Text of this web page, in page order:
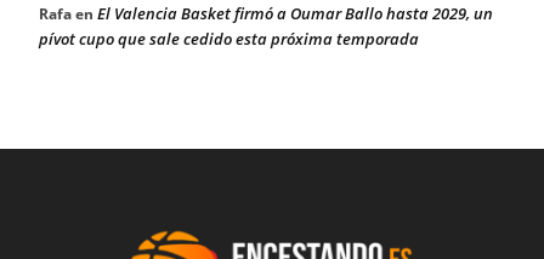
Rafaen El Valencia Basket firmó a Oumar Ballo hasta 2029, un
pívot cupo que sale cedido esta próxima temporada